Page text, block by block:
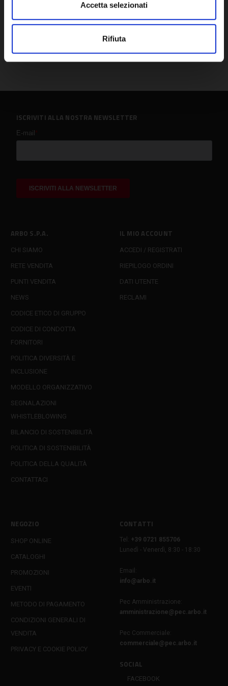
Accetta selezionati
Rifiuta
ARBO S.P.A.
CHI SIAMO
RETE VENDITA
PUNTI VENDITA
NEWS
CODICE ETICO DI GRUPPO
CODICE DI CONDOTTA
FORNITORI
POLITICA DIVERSITÀ E
INCLUSIONE
MODELLO ORGANIZZATIVO
SEGNALAZIONI
WHISTLEBLOWING
BILANCIO DI SOSTENIBILITÀ
POLITICA DI SOSTENIBILITÀ
POLITICA DELLA QUALITÀ
CONTATTACI
IL MIO ACCOUNT
ACCEDI / REGISTRATI
RIEPILOGO ORDINI
DATI UTENTE
RECLAMI
NEGOZIO
SHOP ONLINE
CATALOGHI
PROMOZIONI
EVENTI
METODO DI PAGAMENTO
CONDIZIONI GENERALI DI
VENDITA
PRIVACY E COOKIE POLICY
CONTATTI
Tel:
+39 0721 855706
Lunedì - Venerdì, 8:30 - 18:30
Email:
info@arbo.it
Pec Amministrazione:
amministrazione@pec.arbo.it
Pec Commerciale:
commerciale@pec.arbo.it
SOCIAL
FACEBOOK
ISCRIVITI ALLA NOSTRA NEWSLETTER